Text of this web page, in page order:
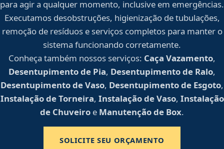
para agir a qualquer momento, inclusive em emergências.
Executamos desobstruções, higienização de tubulações,
remoção de resíduos e serviços completos para manter o
sistema funcionando corretamente.
Conheça também nossos serviços: Caça Vazamento,
Desentupimento de Pia, Desentupimento de Ralo,
Desentupimento de Vaso, Desentupimento de Esgoto,
Instalação de Torneira, Instalação de Vaso, Instalação
de Chuveiro e Manutenção de Box.
SOLICITE SEU ORÇAMENTO